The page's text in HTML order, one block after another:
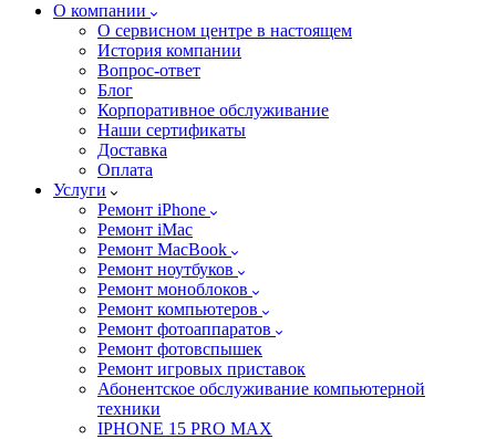
О компании
О сервисном центре в настоящем
История компании
Вопрос-ответ
Блог
Корпоративное обслуживание
Наши сертификаты
Доставка
Оплата
Услуги
Ремонт iPhone
Ремонт iMac
Ремонт MacBook
Ремонт ноутбуков
Ремонт моноблоков
Ремонт компьютеров
Ремонт фотоаппаратов
Ремонт фотовспышек
Ремонт игровых приставок
Абонентское обслуживание компьютерной
техники
IPHONE 15 PRO MAX